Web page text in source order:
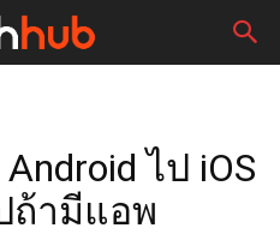
ไป iOS
ถ้ามีแอพ